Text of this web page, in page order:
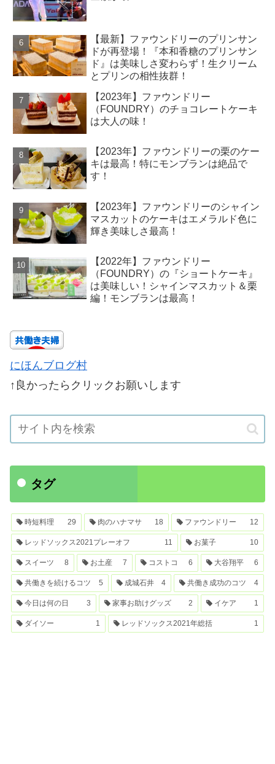
【最新】ファウンドリーのプリンサン
ドが再登場！『本和香糖のプリンサン
ド』は美味しさ変わらず！生クリーム
とプリンの相性抜群！
【2023年】ファウンドリー
（FOUNDRY）のチョコレートケーキ
は大人の味！
【2023年】ファウンドリーの栗のケー
キは最高！特にモンブランは絶品で
す！
【2023年】ファウンドリーのシャイン
マスカットのケーキはエメラルド色に
輝き美味しさ最高！
【2022年】ファウンドリー
（FOUNDRY）の『ショートケーキ』
は美味しい！シャインマスカット＆栗
編！モンブランは最高！
にほんブログ村
↑良かったらクリックお願いします
タグ
時短料理 29 肉のハナマサ 18 ファウンドリー 12
レッドソックス2021プレーオフ 11 お菓子 10
スイーツ 8 お土産 7 コストコ 6 大谷翔平 6
共働きを続けるコツ 5 成城石井 4 共働き成功のコツ 4
今日は何の日 3 家事お助けグッズ 2 イケア 1
ダイソー 1 レッドソックス2021年総括 1